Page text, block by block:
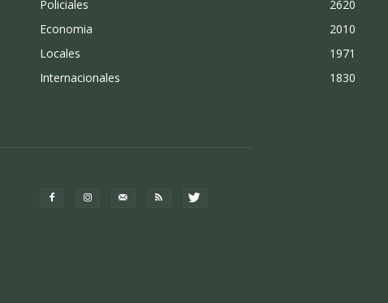
Policiales
2620
Economia
2010
Locales
1971
Internacionales
1830